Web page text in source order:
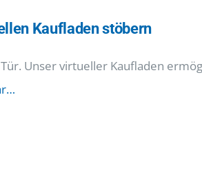
Kaufladen stöbern
Unser virtueller Kaufladen